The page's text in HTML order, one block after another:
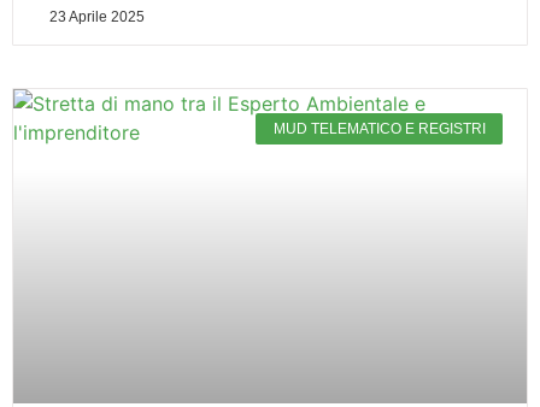
23 Aprile 2025
MUD TELEMATICO E REGISTRI